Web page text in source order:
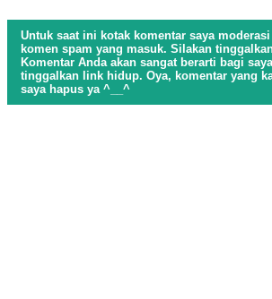
Untuk saat ini kotak komentar saya
komen spam yang masuk. Silakan
Komentar Anda akan sangat berarti bagi
tinggalkan link hidup. Oya, komentar yang
saya hapus ya ^__^